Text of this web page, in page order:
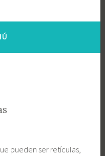
pueden ser retículas,